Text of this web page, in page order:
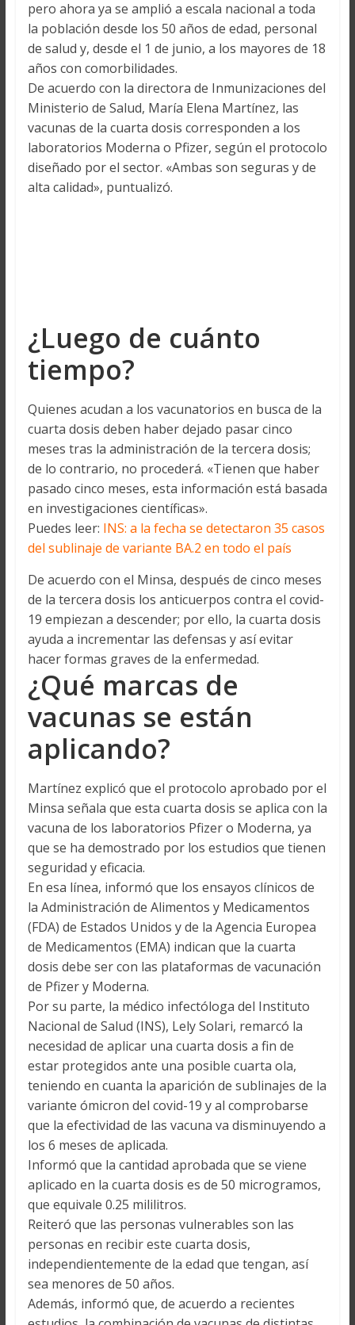
pero ahora ya se amplió a escala nacional a toda
la población desde los 50 años de edad, personal
de salud y, desde el 1 de junio, a los mayores de 18
años con comorbilidades.
De acuerdo con la directora de Inmunizaciones del
Ministerio de Salud, María Elena Martínez, las
vacunas de la cuarta dosis corresponden a los
laboratorios Moderna o Pfizer, según el protocolo
diseñado por el sector. «Ambas son seguras y de
alta calidad», puntualizó.
¿Luego de cuánto
tiempo?
Quienes acudan a los vacunatorios en busca de la
cuarta dosis deben haber dejado pasar cinco
meses tras la administración de la tercera dosis;
de lo contrario, no procederá. «Tienen que haber
pasado cinco meses, esta información está basada
en investigaciones científicas».
Puedes leer: INS: a la fecha se detectaron 35 casos
del sublinaje de variante BA.2 en todo el país
De acuerdo con el Minsa, después de cinco meses
de la tercera dosis los anticuerpos contra el covid-
19 empiezan a descender; por ello, la cuarta dosis
ayuda a incrementar las defensas y así evitar
hacer formas graves de la enfermedad.
¿Qué marcas de
vacunas se están
aplicando?
Martínez explicó que el protocolo aprobado por el
Minsa señala que esta cuarta dosis se aplica con la
vacuna de los laboratorios Pfizer o Moderna, ya
que se ha demostrado por los estudios que tienen
seguridad y eficacia.
En esa línea, informó que los ensayos clínicos de
la Administración de Alimentos y Medicamentos
(FDA) de Estados Unidos y de la Agencia Europea
de Medicamentos (EMA) indican que la cuarta
dosis debe ser con las plataformas de vacunación
de Pfizer y Moderna.
Por su parte, la médico infectóloga del Instituto
Nacional de Salud (INS), Lely Solari, remarcó la
necesidad de aplicar una cuarta dosis a fin de
estar protegidos ante una posible cuarta ola,
teniendo en cuanta la aparición de sublinajes de la
variante ómicron del covid-19 y al comprobarse
que la efectividad de las vacuna va disminuyendo a
los 6 meses de aplicada.
Informó que la cantidad aprobada que se viene
aplicado en la cuarta dosis es de 50 microgramos,
que equivale 0.25 mililitros.
Reiteró que las personas vulnerables son las
personas en recibir este cuarta dosis,
independientemente de la edad que tengan, así
sea menores de 50 años.
Además, informó que, de acuerdo a recientes